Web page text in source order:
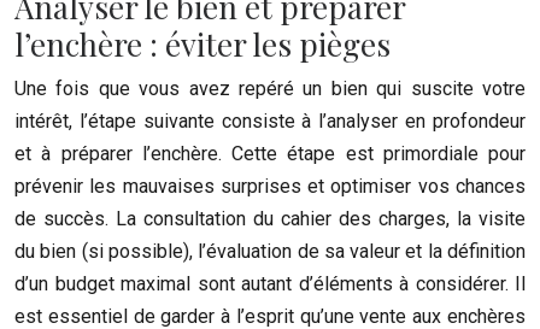
l’enchère : éviter les pièges
Une fois que vous avez repéré un bien qui suscite votre
intérêt, l’étape suivante consiste à l’analyser en profondeur
et à préparer l’enchère. Cette étape est primordiale pour
prévenir les mauvaises surprises et optimiser vos chances
de succès. La consultation du cahier des charges, la visite
du bien (si possible), l’évaluation de sa valeur et la définition
d’un budget maximal sont autant d’éléments à considérer. Il
est essentiel de garder à l’esprit qu’une vente aux enchères